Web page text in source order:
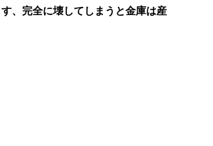
、完全に壊してしまうと金庫は産